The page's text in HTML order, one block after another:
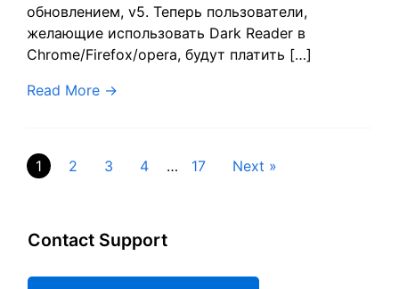
обновлением, v5. Теперь пользователи,
желающие использовать Dark Reader в
Chrome/Firefox/opera, будут платить […]
Read More →
Пагинация
1 2 3 4 … 17 Next »
Contact Support